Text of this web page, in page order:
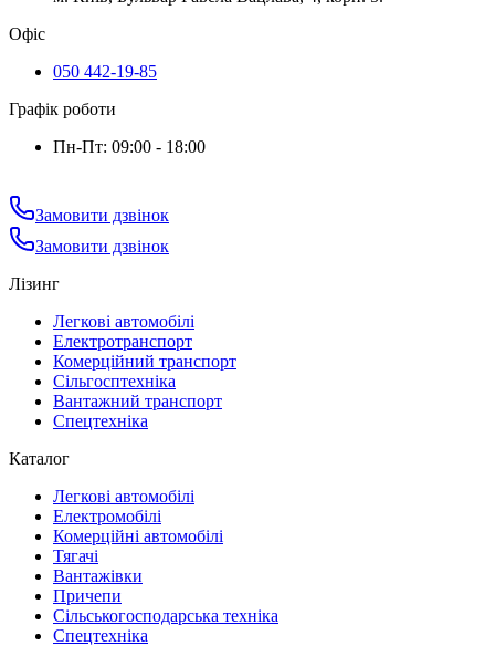
Офіс
050 442-19-85
Графік роботи
Пн-Пт: 09:00 - 18:00
Замовити дзвінок
Замовити дзвінок
Лізинг
Легкові автомобілі
Електротранспорт
Комерційний транспорт
Сільгосптехніка
Вантажний транспорт
Спецтехніка
Каталог
Легкові автомобілі
Електромобілі
Комерційні автомобілі
Тягачі
Вантажівки
Причепи
Сільськогосподарська техніка
Спецтехніка